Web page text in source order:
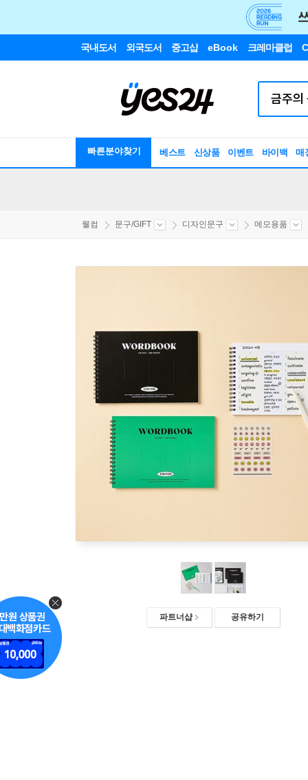
국내도서 외국도서 중고샵 eBook 크레마클럽
빠른분야찾기 베스트 신상품 이벤트 바이백 매
웰컴 문구/GIFT 디자인문구 메모용품
파트너샵 공유하기